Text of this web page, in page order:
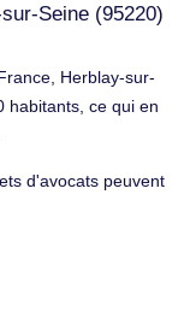
Seine (95220)
Herblay-sur-
habitants, ce qui en
d'avocats peuvent